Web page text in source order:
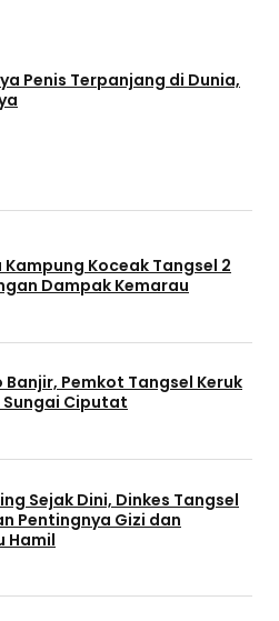
Penis Terpanjang di Dunia,
Koceak Tangsel 2
Dampak Kemarau
Banjir, Pemkot Tangsel Keruk
Ciputat
Sejak Dini, Dinkes Tangsel
Pentingnya Gizi dan
Hamil